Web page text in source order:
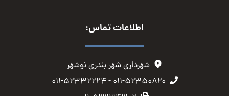
اطلاعات تماس:
شهرداری شهر بندری نوشهر
۰۱۱-۵۲۳۵۰۸۲۰ - ۰۱۱-۵۲۳۳۲۲۲۴